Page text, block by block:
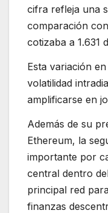
cifra refleja una
comparación
cotizaba a 1.631
Esta variación
volatilidad
amplificarse en
Además de su
Ethereum, la
importante por
central dentro
principal red
finanzas